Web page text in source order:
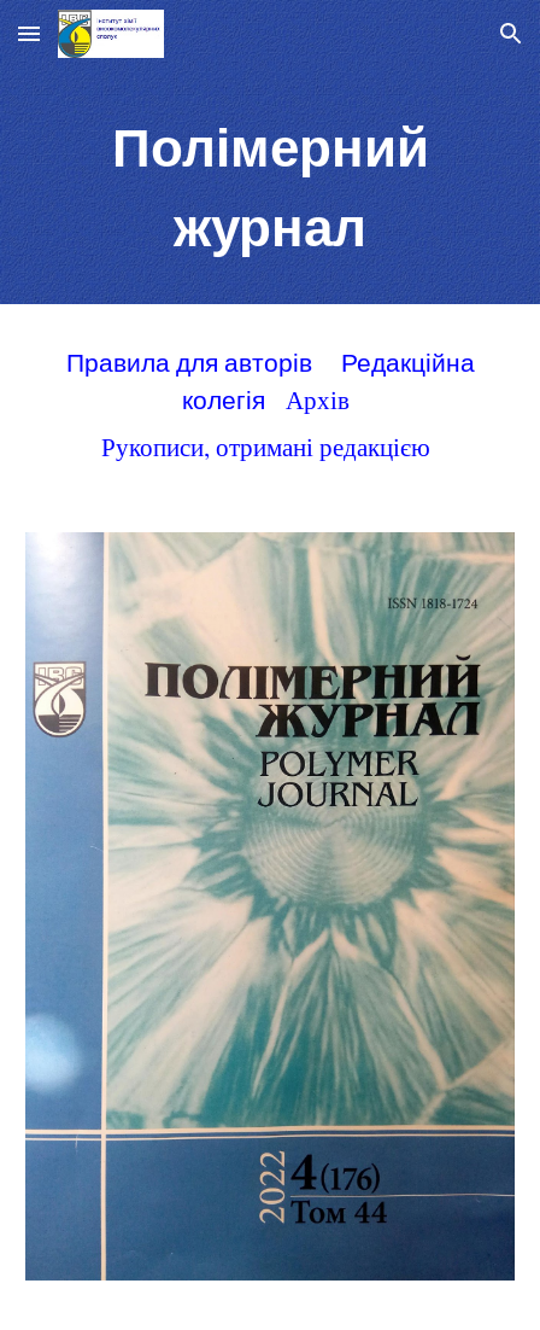
Skip to main content Skip to navigation
Полімерний
журнал
Правила для авторів
Редакційна
колегія
Архів
Рукописи, отримані редакцією